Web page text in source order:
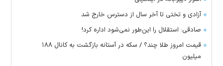
آزادی و تختی تا آخر سال از دسترس خارج شد
صادقی: استقلال را این‌طور نمی‌شود اداره کرد!
قیمت امروز طلا چند؟ / سکه در آستانه بازگشت به کانال ۱۸۸
میلیون